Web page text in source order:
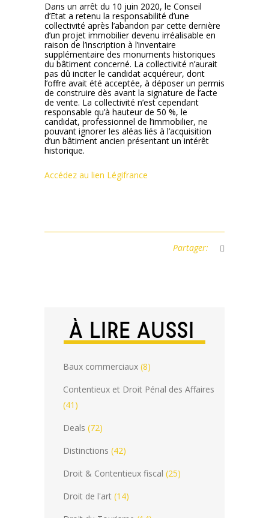
Dans un arrêt du 10 juin 2020, le Conseil
d’Etat a retenu la responsabilité d’une
collectivité après l’abandon par cette dernière
d’un projet immobilier devenu irréalisable en
raison de l’inscription à l’inventaire
supplémentaire des monuments historiques
du bâtiment concerné. La collectivité n’aurait
pas dû inciter le candidat acquéreur, dont
l’offre avait été acceptée, à déposer un permis
de construire dès avant la signature de l’acte
de vente. La collectivité n’est cependant
responsable qu’à hauteur de 50 %, le
candidat, professionnel de l’immobilier, ne
pouvant ignorer les aléas liés à l’acquisition
d’un bâtiment ancien présentant un intérêt
historique.
Accédez au lien Légifrance
Partager:
À LIRE AUSSI
Baux commerciaux (8)
Contentieux et Droit Pénal des Affaires
(41)
Deals (72)
Distinctions (42)
Droit & Contentieux fiscal (25)
Droit de l'art (14)